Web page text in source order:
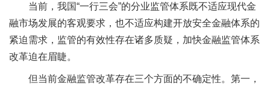
当前，我国“一行三会”的分业监管体系既不适应现代金
融市场发展的客观要求，也不适应构建开放安全金融体系的
紧迫需求，监管的有效性存在诸多质疑，加快金融监管体系
改革迫在眉睫。
但当前金融监管改革存在三个方面的不确定性。第一，